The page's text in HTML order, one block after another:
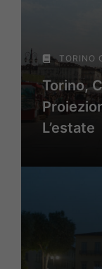
TORINO
Torino,
L’estate